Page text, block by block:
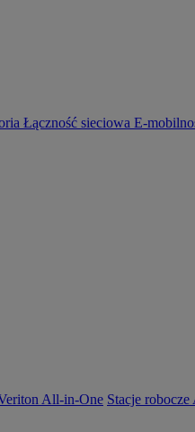
Łączność sieciowa E-
All-in-One Stacje